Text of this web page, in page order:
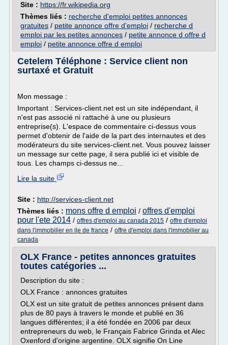
Site : https://fr.wikipedia.org
Thèmes liés : recherche d'emploi petites annonces
gratuites / petite annonce offre d'emploi / recherche d
emploi par les petites annonces / petite annonce d offre d
emploi / petite annonce offre d emploi
Cetelem Téléphone : Service client non
surtaxé et Gratuit
Mon message :
Important : Services-client.net est un site indépendant, il
n'est pas associé ni rattaché à une ou plusieurs
entreprise(s). L'espace de commentaire ci-dessus vous
permet d'obtenir de l'aide de la part des internautes et des
modérateurs du site services-client.net. Vous pouvez laisser
un message sur cette page, il sera publié ici et visible de
tous. Les champs ci-dessus ne...
Lire la suite
Site : http://services-client.net
Thèmes liés : mons offre d emploi / offres d'emploi
pour l'ete 2014 / offres d'emploi au canada 2015 / offre d'emploi
dans l'immobilier en ile de france / offre d'emploi dans l'immobilier au
canada
OLX France - petites annonces gratuites
toutes catégories ...
Description du site :
OLX France : annonces gratuites
OLX est un site gratuit de petites annonces présent dans
plus de 80 pays à travers le monde et publié en 36
langues différentes; il a été fondée en 2006 par deux
entrepreneurs du web, le Français Fabrice Grinda et Alec
Oxenford d'origine argentine. OLX signifie On Line